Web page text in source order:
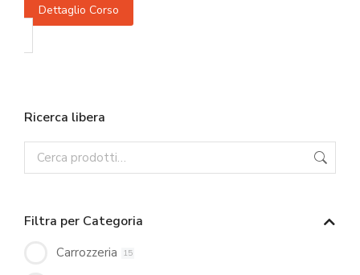
Dettaglio Corso
Ricerca libera
Filtra per Categoria
Carrozzeria 15